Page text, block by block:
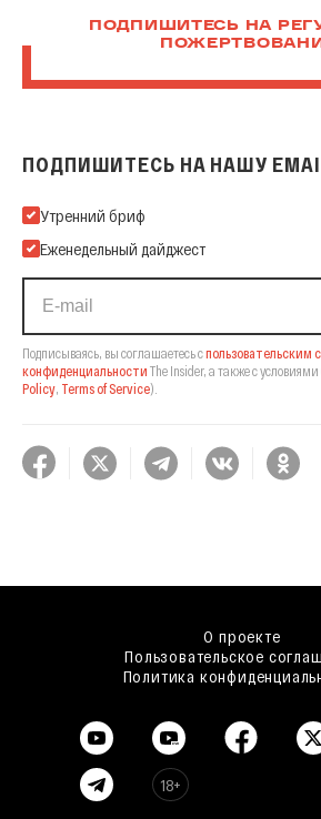
ПОДПИШИТЕСЬ НА
ПОДПИШИТЕСЬ НА НАШУ
Подпишитесь на нашу Email-рассылку
Утренний бриф
Еженедельный дайджест
Подписываясь, вы соглашаетесь спользовательским
конфиденциальности The Insider, а также с условиями
Policy, Terms of Service).
О проекте
Пользовательское
Политика
18+